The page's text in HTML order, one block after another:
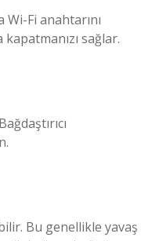
Fi anahtarını
sağlar.
Bu genellikle yavaş